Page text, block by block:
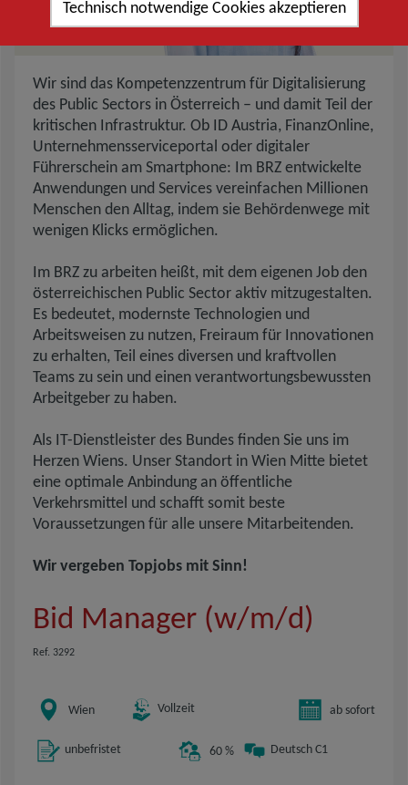
Beschreibung des BRZ
Wir sind das Kompetenzzentrum für Digitalisierung
des Public Sectors in Österreich – und damit Teil der
kritischen Infrastruktur. Ob ID Austria, FinanzOnline,
Unternehmensserviceportal oder digitaler
Führerschein am Smartphone: Im BRZ entwickelte
Anwendungen und Services vereinfachen Millionen
Menschen den Alltag, indem sie Behördenwege mit
wenigen Klicks ermöglichen.
Im BRZ zu arbeiten heißt, mit dem eigenen Job den
österreichischen Public Sector aktiv mitzugestalten.
Es bedeutet, modernste Technologien und
Arbeitsweisen zu nutzen, Freiraum für Innovationen
zu erhalten, Teil eines diversen und kraftvollen
Teams zu sein und einen verantwortungsbewussten
Arbeitgeber zu haben.
Als IT-Dienstleister des Bundes finden Sie uns im
Herzen Wiens. Unser Standort in Wien Mitte bietet
eine optimale Anbindung an öffentliche
Verkehrsmittel und schafft somit beste
Voraussetzungen für alle unsere Mitarbeitenden.
Wir vergeben Topjobs mit Sinn!
Bid Manager (w/m/d)
Ref. 3292
Wien Vollzeit ab sofort
unbefristet 60 % Deutsch C1
Technisch notwendige Cookies akzeptieren